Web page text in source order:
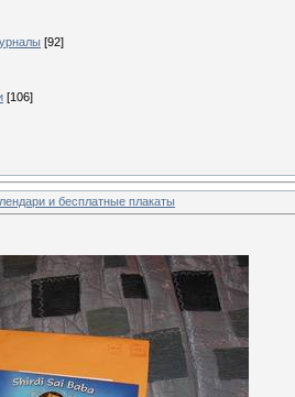
[92]
[106]
и бесплатные плакаты